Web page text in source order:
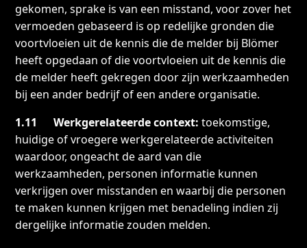
gekomen, sprake is van een misstand, voor zover het
vermoeden gebaseerd is op redelijke gronden die
voortvloeien uit de kennis die de melder bij Blömer
heeft opgedaan of die voortvloeien uit de kennis die
de melder heeft gekregen door zijn werkzaamheden
bij een ander bedrijf of een andere organisatie.
1.11 Werkgerelateerde context: toekomstige,
huidige of vroegere werkgerelateerde activiteiten
waardoor, ongeacht de aard van die
werkzaamheden, personen informatie kunnen
verkrijgen over misstanden en waarbij die personen
te maken kunnen krijgen met benadeling indien zij
dergelijke informatie zouden melden.